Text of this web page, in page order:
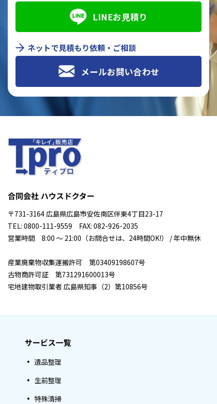
LINEお見積り
ネットで見積もり依頼・ご相談
メールお問い合わせ
合同会社 ハウスドクター
〒731-3164 広島県広島市安佐南区伴東4丁目23-17
TEL: 0800-111-9559 FAX: 082-926-2035
営業時間 8:00 ～ 21:00（お問合せは、24時間OK!） / 年中無休
産業廃棄物収集運搬許可 第03409198607号
古物商許可証 第731291600013号
宅地建物取引業者 広島県知事（2）第10856号
サービス一覧
遺品整理
生前整理
特殊清掃